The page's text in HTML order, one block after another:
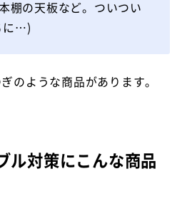
棚の天板など。ついつい
に…)
のような商品があります。
ル対策にこんな商品